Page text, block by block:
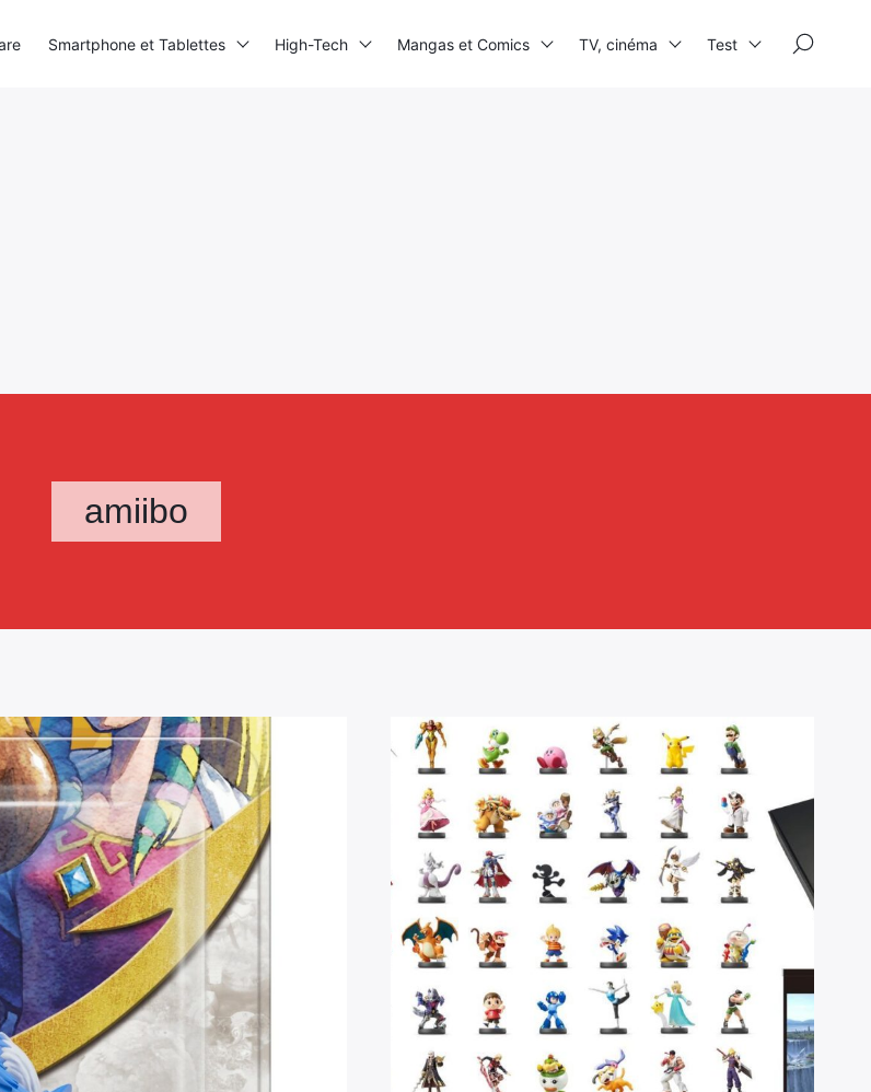
amiibo
Smartphone et Tablettes High-Tech Mangas et Comics TV, cinéma Test